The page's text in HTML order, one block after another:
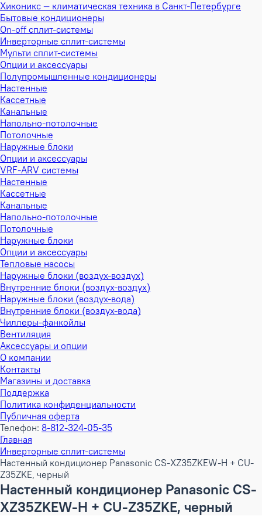
Хиконикс — климатическая техника в Санкт-Петербурге
Бытовые кондиционеры
On-off сплит-системы
Инверторные сплит-системы
Мульти сплит-системы
Опции и аксессуары
Полупромышленные кондиционеры
Настенные
Кассетные
Канальные
Напольно-потолочные
Потолочные
Наружные блоки
Опции и аксессуары
VRF-ARV системы
Настенные
Кассетные
Канальные
Напольно-потолочные
Потолочные
Наружные блоки
Опции и аксессуары
Тепловые насосы
Наружные блоки (воздух-воздух)
Внутренние блоки (воздух-воздух)
Наружные блоки (воздух-вода)
Внутренние блоки (воздух-вода)
Чиллеры-фанкойлы
Вентиляция
Аксессуары и опции
О компании
Контакты
Магазины и доставка
Поддержка
Политика конфиденциальности
Публичная оферта
Телефон: 8-812-324-05-35
Главная
Инверторные сплит-системы
Настенный кондиционер Panasonic CS-XZ35ZKEW-H + CU-
Z35ZKE, черный
Настенный кондиционер Panasonic CS-
XZ35ZKEW-H + CU-Z35ZKE, черный